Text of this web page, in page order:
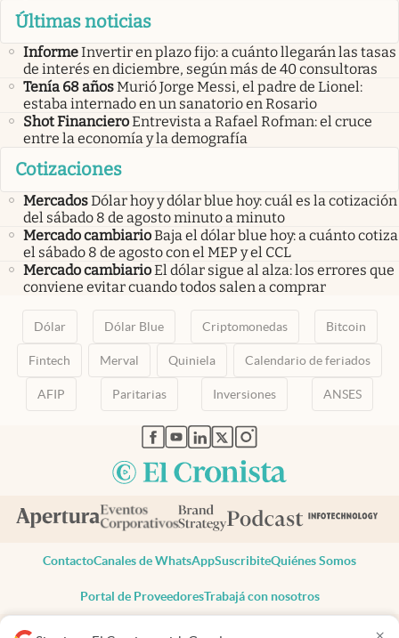
Últimas noticias
InformeInvertir en plazo fijo: a cuánto llegarán las tasas
de interés en diciembre, según más de 40 consultoras
Tenía 68 añosMurió Jorge Messi, el padre de Lionel:
estaba internado en un sanatorio en Rosario
Shot FinancieroEntrevista a Rafael Rofman: el cruce
entre la economía y la demografía
Cotizaciones
MercadosDólar hoy y dólar blue hoy: cuál es la cotización
del sábado 8 de agosto minuto a minuto
Mercado cambiarioBaja el dólar blue hoy: a cuánto cotiza
el sábado 8 de agosto con el MEP y el CCL
Mercado cambiarioEl dólar sigue al alza: los errores que
conviene evitar cuando todos salen a comprar
Dólar Dólar Blue Criptomonedas Bitcoin
Fintech Merval Quiniela Calendario de feriados
AFIP Paritarias Inversiones ANSES
abre en nueva pestaña
abre en nueva pestaña
abre en nueva pestaña
abre en nueva pestaña
abre en nueva pestaña
ContactoCanales de WhatsAppSuscribiteQuiénes Somos
Portal de ProveedoresTrabajá con nosotros